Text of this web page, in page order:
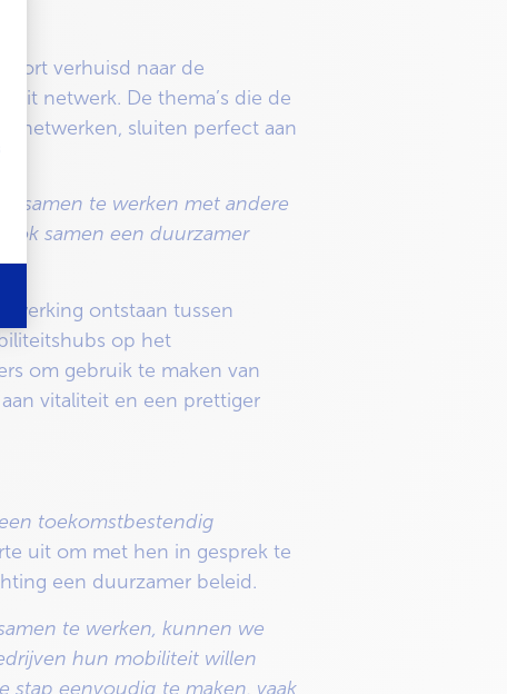
kort verhuisd naar de
netwerk. De thema’s die de
netwerken, sluiten perfect aan
samen te werken met andere
samen een duurzamer
ontstaan tussen
op het
om gebruik te maken van
vitaliteit en een prettiger
toekomstbestendig
uit om met hen in gesprek te
een duurzamer beleid.
te werken, kunnen we
hun mobiliteit willen
stap eenvoudig te maken, vaak